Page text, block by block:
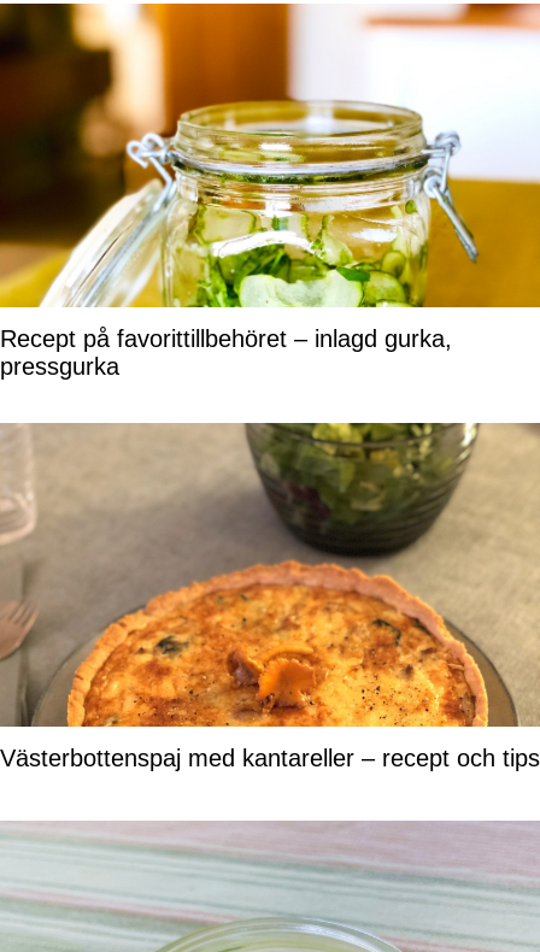
Recept på favorittillbehöret – inlagd gurka,
pressgurka
Västerbottenspaj med kantareller – recept och tips